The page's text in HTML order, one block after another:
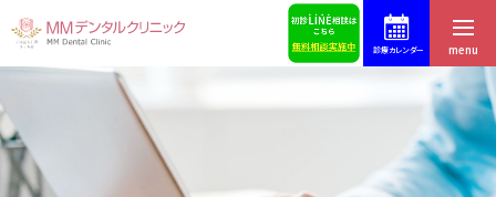
診療カレンダー menu
ホーム